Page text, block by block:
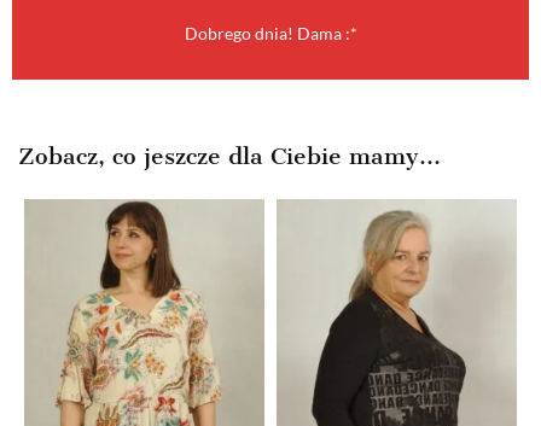
Dobrego dnia! Dama :*
Zobacz, co jeszcze dla Ciebie mamy...